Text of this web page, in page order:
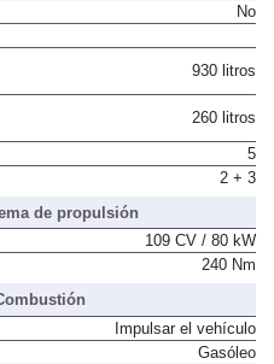
No
930 litros
260 litros
5
2 + 3
de propulsión
109 CV / 80 kW
240 Nm
Impulsar el vehículo
Gasóleo